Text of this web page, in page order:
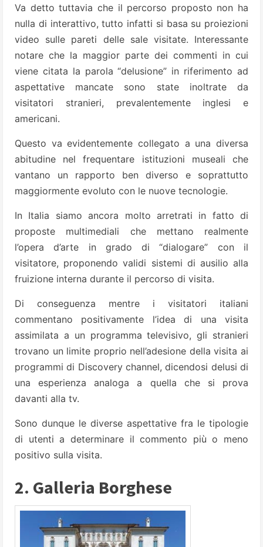
Va detto tuttavia che il percorso proposto non ha
nulla di interattivo, tutto infatti si basa su proiezioni
video sulle pareti delle sale visitate. Interessante
notare che la maggior parte dei commenti in cui
viene citata la parola “delusione” in riferimento ad
aspettative mancate sono state inoltrate da
visitatori stranieri, prevalentemente inglesi e
americani.
Questo va evidentemente collegato a una diversa
abitudine nel frequentare istituzioni museali che
vantano un rapporto ben diverso e soprattutto
maggiormente evoluto con le nuove tecnologie.
In Italia siamo ancora molto arretrati in fatto di
proposte multimediali che mettano realmente
l’opera d’arte in grado di “dialogare” con il
visitatore, proponendo validi sistemi di ausilio alla
fruizione interna durante il percorso di visita.
Di conseguenza mentre i visitatori italiani
commentano positivamente l’idea di una visita
assimilata a un programma televisivo, gli stranieri
trovano un limite proprio nell’adesione della visita ai
programmi di Discovery channel, dicendosi delusi di
una esperienza analoga a quella che si prova
davanti alla tv.
Sono dunque le diverse aspettative fra le tipologie
di utenti a determinare il commento più o meno
positivo sulla visita.
2. Galleria Borghese